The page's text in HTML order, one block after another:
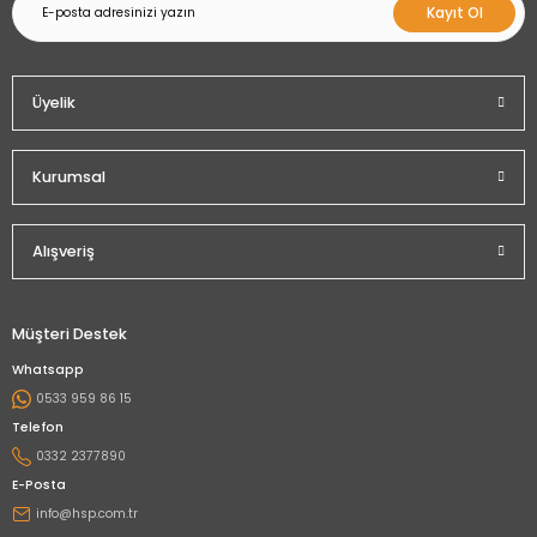
Kayıt Ol
Üyelik
Kurumsal
Alışveriş
Müşteri Destek
Whatsapp
0533 959 86 15
Telefon
0332 2377890
E-Posta
info@hsp.com.tr